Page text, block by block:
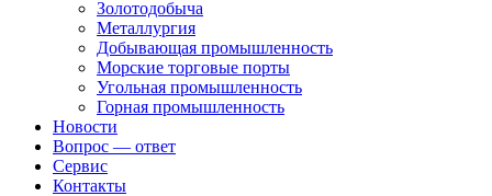
Золотодобыча
Металлургия
Добывающая промышленность
Морские торговые порты
Угольная промышленность
Горная промышленность
Новости
Вопрос — ответ
Сервис
Контакты